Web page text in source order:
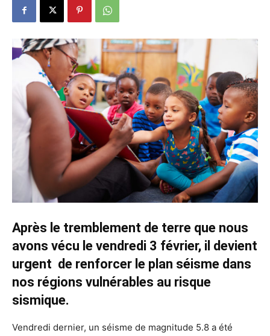
Après le tremblement de terre que nous
avons vécu le vendredi 3 février, il devient
urgent de renforcer le plan séisme dans
nos régions vulnérables au risque
sismique.
Vendredi dernier, un séisme de magnitude 5.8 a été